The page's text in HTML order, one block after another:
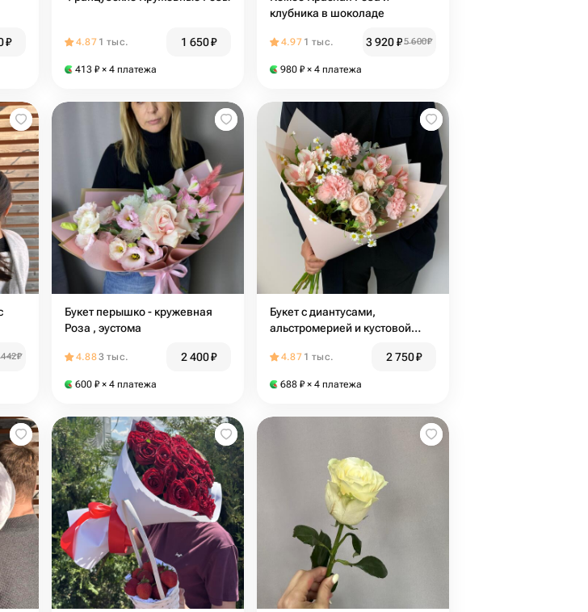
₽ 4.87 1 тыс. 1 650₽
413 ₽ × 4 платежа
клубника в шоколаде
4.97 1 тыс. 3 920₽5 600₽
980 ₽ × 4 платежа
₽
Букет перышко - кружевная
Роза , эустома
4.883 тыс. 2 400₽
600 ₽ × 4 платежа
Букет с диантусами,
альстромерией и кустовой
4.87 1 тыс. 2 750₽
688 ₽ × 4 платежа